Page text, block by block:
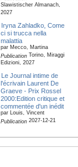
Slawistischer Almanach,
2027
Iryna Zahladko, Come
ci si trucca nella
malattia
par Mecco, Martina
PublicationTorino, Miraggi
Edizioni, 2027
Le Journal intime de
l'écrivain Laurent De
Graeve - Prix Rossel
2000:Edition critique et
commentée d'un inédit
par Louis, Vincent
Publication2027-12-21